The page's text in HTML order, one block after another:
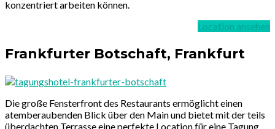
konzentriert arbeiten können.
Location ansehen
Frankfurter Botschaft, Frankfurt
Die große Fensterfront des Restaurants ermöglicht einen
atemberaubenden Blick über den Main und bietet mit der teils
überdachten Terrasse eine perfekte Location für eine Tagung